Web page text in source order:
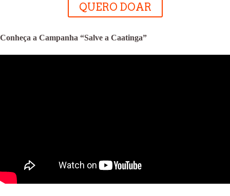
QUERO DOAR
Conheça a Campanha “Salve a Caatinga”